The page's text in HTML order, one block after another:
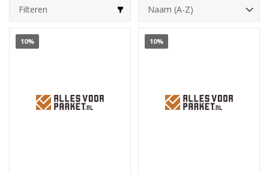
Filteren
10% 10%